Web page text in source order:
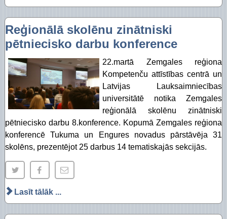
Reģionālā skolēnu zinātniski
pētniecisko darbu konference
22.martā Zemgales reģiona
Kompetenču attīstības centrā un
Latvijas Lauksaimniecības
universitātē notika Zemgales
reģionālā skolēnu zinātniski
pētniecisko darbu 8.konference. Kopumā Zemgales reģiona
konferencē Tukuma un Engures novadus pārstāvēja 31
skolēns, prezentējot 25 darbus 14 tematiskajās sekcijās.
Lasīt tālāk ...